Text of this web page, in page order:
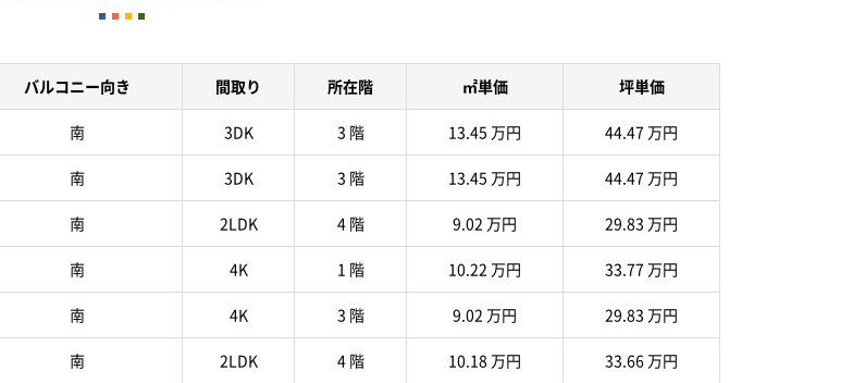
バルコニー向き 間取り 所在階 ㎡単価
坪単価
南 3DK 3 階 13.45 万円
44.47 万円
南 3DK 3 階 13.45 万円
44.47 万円
南 2LDK 4 階 9.02 万円
29.83 万円
南 4K 1 階 10.22 万円
33.77 万円
南 4K 3 階 9.02 万円
29.83 万円
南 2LDK 4 階 10.18 万円
33.66 万円